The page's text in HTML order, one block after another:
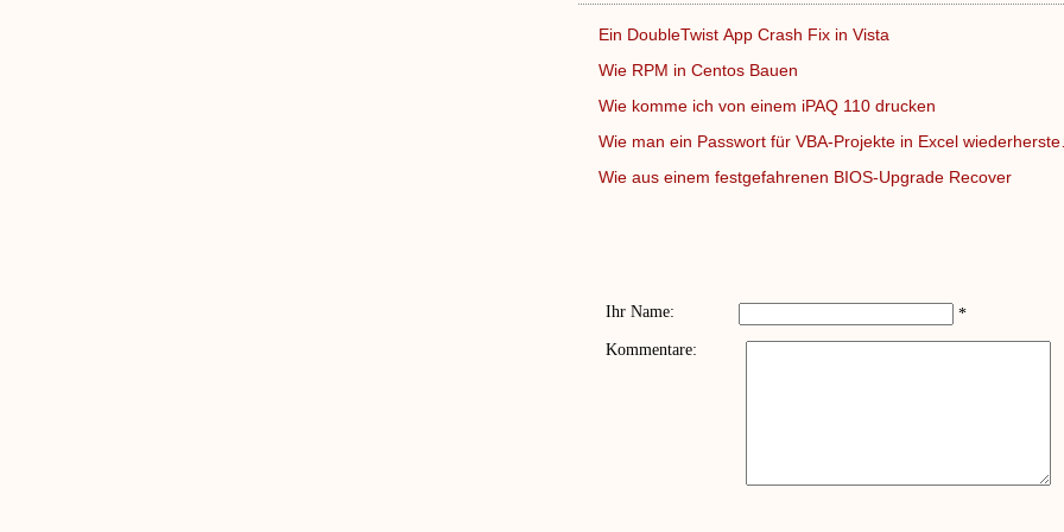
Ein DoubleTwist App Crash Fix in Vista
Wie RPM in Centos Bauen
Wie komme ich von einem iPAQ 110 drucken
Wie man ein Passwort für VBA-Projekte in Excel
Wie aus einem festgefahrenen BIOS-Upgrade Recover
Ihr Name:
*
Kommentare: